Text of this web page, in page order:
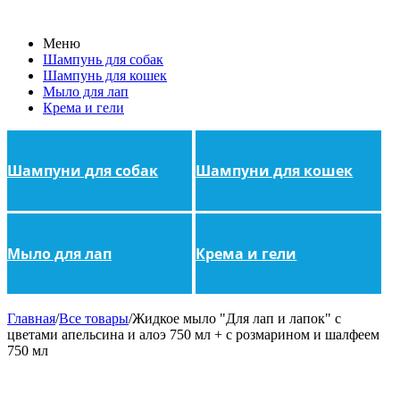
Меню
Шампунь для собак
Шампунь для кошек
Мыло для лап
Крема и гели
Шампуни для собак Шампуни для кошек
Мыло для лап Крема и гели
Главная/Все товары/Жидкое мыло "Для лап и лапок" с
цветами апельсина и алоэ 750 мл + с розмарином и шалфеем
750 мл